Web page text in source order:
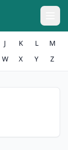
J K L
M
W X Y Z